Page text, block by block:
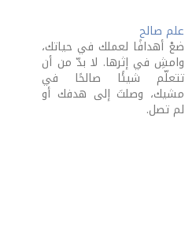
علم صالح
ضعْ أهدافًا لعملك في حياتك،
وامشِ في إثرها. لا بدّ من أن
تتعلّم شيئًا صالحًا في
مشيك، وصلتَ إلى هدفك أو
لم تصل.